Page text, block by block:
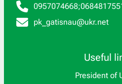
0957074668;
pk_gatisnau@ukr.net
Useful
President of